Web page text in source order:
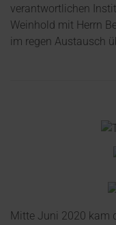
verantwortlichen
Weinhold mit Herrn
im regen Austausch
Mitte Juni 2020 kam